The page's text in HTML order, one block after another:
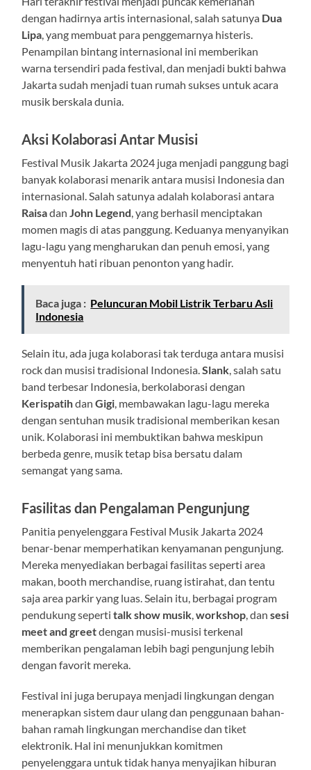
dengan hadirnya artis internasional, salah satunya Dua
Lipa, yang membuat para penggemarnya histeris.
Penampilan bintang internasional ini memberikan
warna tersendiri pada festival, dan menjadi bukti bahwa
Jakarta sudah menjadi tuan rumah sukses untuk acara
musik berskala dunia.
Aksi Kolaborasi Antar Musisi
Festival Musik Jakarta 2024 juga menjadi panggung bagi
banyak kolaborasi menarik antara musisi Indonesia dan
internasional. Salah satunya adalah kolaborasi antara
RaisadanJohn Legend, yang berhasil menciptakan
momen magis di atas panggung. Keduanya menyanyikan
lagu-lagu yang mengharukan dan penuh emosi, yang
menyentuh hati ribuan penonton yang hadir.
Baca juga : Peluncuran Mobil Listrik Terbaru Asli
Indonesia
Selain itu, ada juga kolaborasi tak terduga antara musisi
rock dan musisi tradisional Indonesia.Slank, salah satu
band terbesar Indonesia, berkolaborasi dengan
KerispatihdanGigi, membawakan lagu-lagu mereka
dengan sentuhan musik tradisional memberikan kesan
unik. Kolaborasi ini membuktikan bahwa meskipun
berbeda genre, musik tetap bisa bersatu dalam
semangat yang sama.
Fasilitas dan Pengalaman Pengunjung
Panitia penyelenggara Festival Musik Jakarta 2024
benar-benar memperhatikan kenyamanan pengunjung.
Mereka menyediakan berbagai fasilitas seperti area
makan, booth merchandise, ruang istirahat, dan tentu
saja area parkir yang luas. Selain itu, berbagai program
pendukung sepertitalk show musik,workshop, dansesi
meet and greetdengan musisi-musisi terkenal
memberikan pengalaman lebih bagi pengunjung lebih
dengan favorit mereka.
Festival ini juga berupaya menjadi lingkungan dengan
menerapkan sistem daur ulang dan penggunaan bahan-
bahan ramah lingkungan merchandise dan tiket
elektronik. Hal ini menunjukkan komitmen
penyelenggara untuk tidak hanya menyajikan hiburan